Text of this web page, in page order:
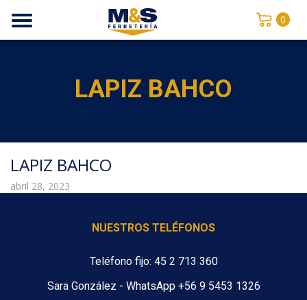
0
LAPIZ BAHCO
LAPIZ BAHCO
abril 28, 2023
NUESTROS TELÉFONOS
Teléfono fijo: 45 2 713 360
Sara González - WhatsApp +56 9 5453 1326